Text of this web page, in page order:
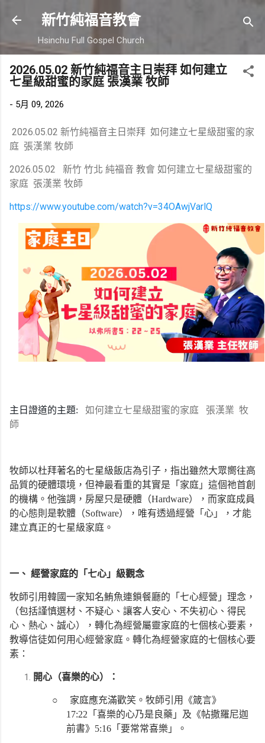
跳到主要內容
新竹純福音教會
Hsinchu Full Gospel Church
2026.05.02 新竹純福音主日崇拜 如何建立
七星級甜蜜的家庭 張漢業 牧師
- 5月 09, 2026
2026.05.02 新竹純福音主日崇拜 如何建立七星級甜蜜的家
庭 張漢業 牧師
2026.05.02 新竹 竹北 純福音 教會 如何建立七星級甜蜜的
家庭 張漢業 牧師
https://www.youtube.com/watch?v=34OAwjVarlQ
主日證道的主題: 如何建立七星級甜蜜的家庭 張漢業 牧
師
牧師以杜拜著名的七星級飯店為引子，指出雖然大眾嚮往高
品質的硬體環境，但神最看重的其實是「家庭」這個祂首創
的機構。他強調，房屋只是硬體（Hardware），而家庭成員
的心態則是軟體（Software），唯有透過經營「心」，才能
建立真正的七星級家庭。
一、 經營家庭的「七心」級觀念
牧師引用韓國一家知名鮪魚連鎖餐廳的「七心經營」理念，
（包括謹慎選材、不疑心、讓客人安心、不失初心、得民
心、熱心、誠心），轉化為經營屬靈家庭的七個核心要素，
教導信徒如何用心經營家庭。轉化為經營家庭的七個核心要
素：
開心（喜樂的心）：
○
家庭應充滿歡笑。牧師引用《箴言》
17:22「喜樂的心乃是良藥」及《帖撒羅尼迦
前書》5:16「要常常喜樂」。